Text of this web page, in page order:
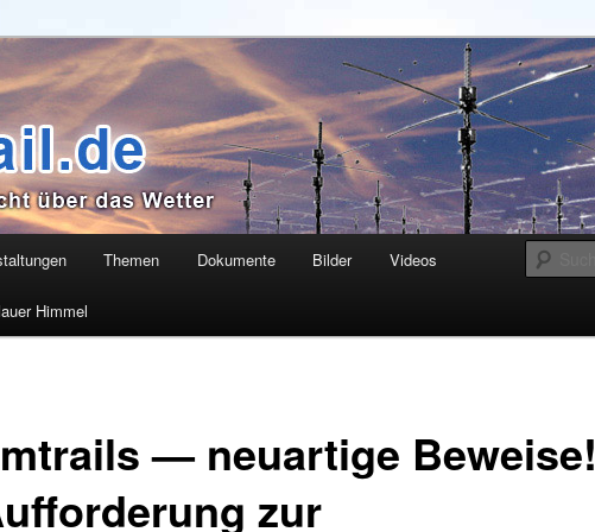
Themen Dokumente Bilder Videos
Himmel
— neuartige Beweise!
zur